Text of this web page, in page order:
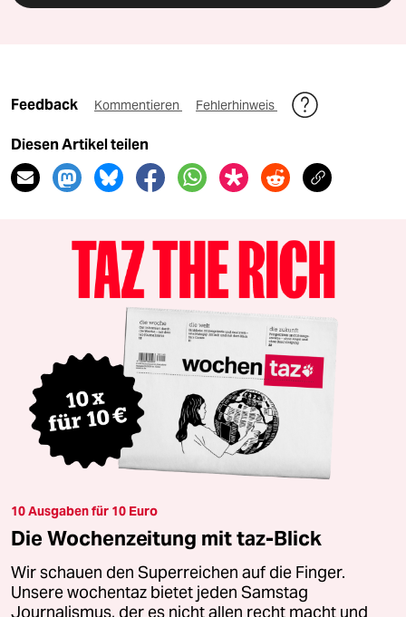
Feedback Kommentieren Fehlerhinweis
Diesen Artikel teilen
10 Ausgaben für 10 Euro
Die Wochenzeitung mit taz-Blick
Wir schauen den Superreichen auf die Finger.
Unsere wochentaz bietet jeden Samstag
Journalismus, der es nicht allen recht macht und